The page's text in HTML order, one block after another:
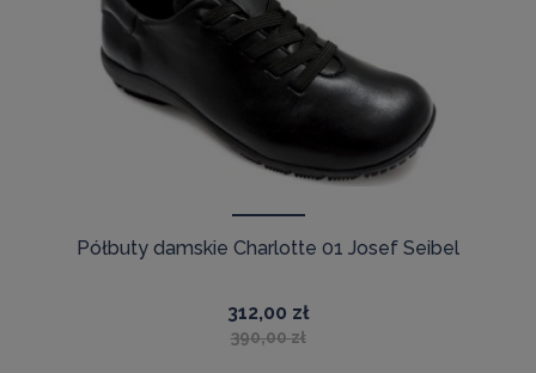
Półbuty damskie Charlotte 01 Josef Seibel
312,00 zł
390,00 zł